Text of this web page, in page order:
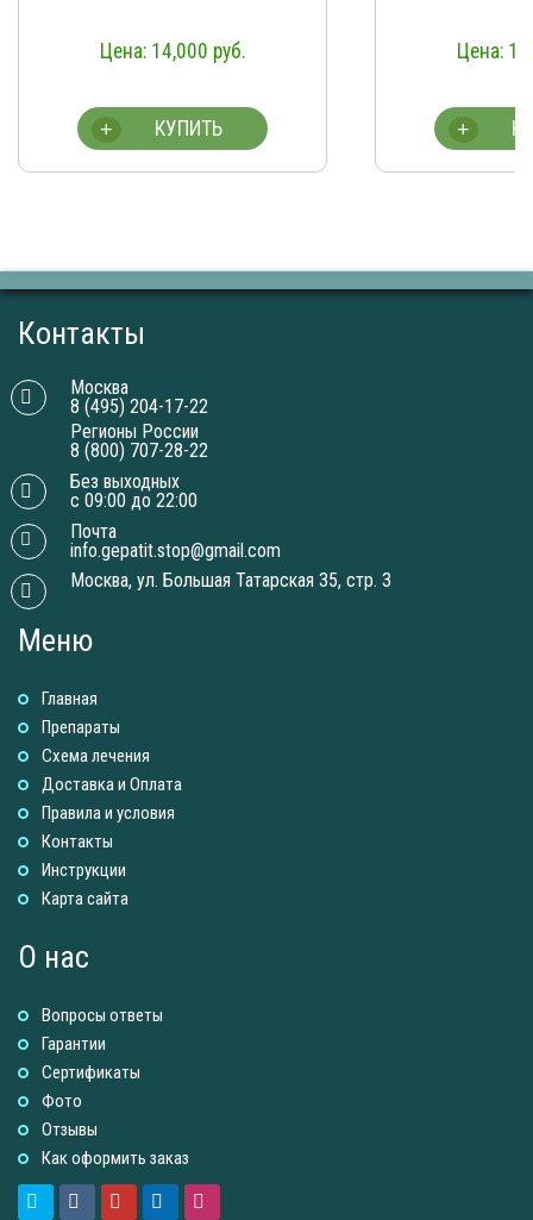
14,000руб.
КУПИТЬ
+ +
Контакты
Москва
8 (495) 204-17-22
Регионы России
8 (800) 707-28-22
Без выходных
с 09:00 до 22:00
Почта
info.gepatit.stop@gmail.com
Москва, ул. Большая Татарская 35, стр. 3
Меню
Главная
Препараты
Схема лечения
Доставка и Оплатa
Правила и условия
Контакты
Инструкции
Карта сайта
О нас
Вопросы ответы
Гарантии
Сертификаты
Фото
Отзывы
Как оформить заказ